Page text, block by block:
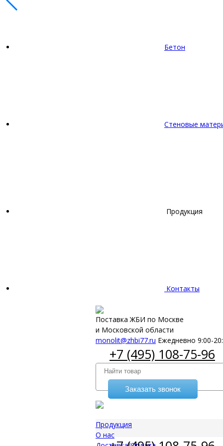
Бетон
Стеновые
Продукция
Контакты
Поставка ЖБИ по Москве
и Московской области
monolit@zhbi77.ru Ежедневно 9:00-
+7 (495) 108-75-96
Заказать звонок
Продукция
О нас